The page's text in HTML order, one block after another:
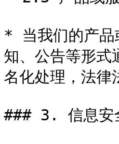
* 当我们的产品
知、公告等形式
名化处理，法律
### 3. 信息安